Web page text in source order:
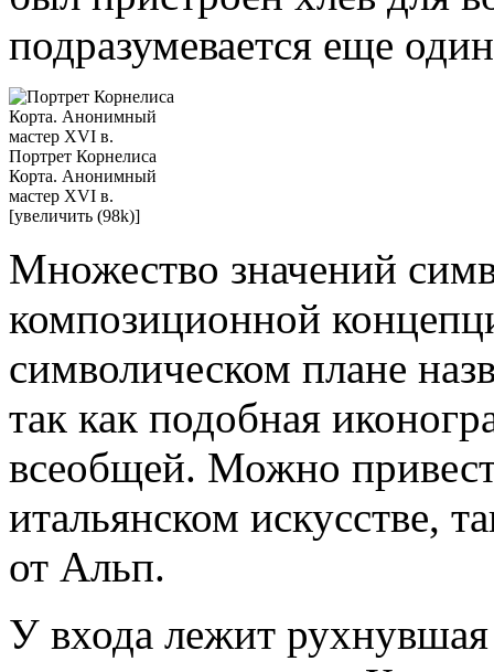
подразумевается еще
Портрет Корнелиса
Корта. Анонимный
мастер XVI в.
[увеличить (98k)]
Множество значений
композиционной
символическом плане
так как подобная
всеобщей. Можно
итальянском искусстве,
от Альп.
У входа лежит